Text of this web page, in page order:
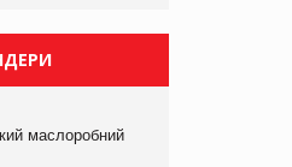
маслоробний